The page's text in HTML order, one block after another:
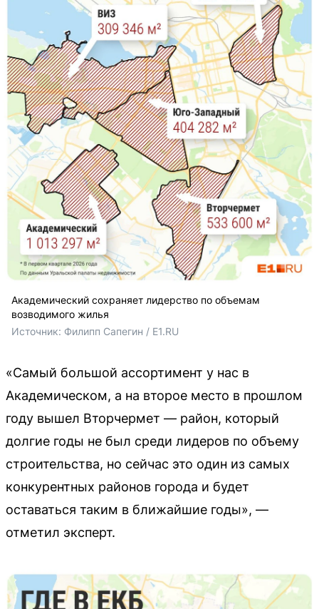
Академический сохраняет лидерство по объемам
возводимого жилья
Источник: Филипп Сапегин / E1.RU
«Самый большой ассортимент у нас в
Академическом, а на второе место в прошлом
году вышел Вторчермет — район, который
долгие годы не был среди лидеров по объему
строительства, но сейчас это один из самых
конкурентных районов города и будет
оставаться таким в ближайшие годы», —
отметил эксперт.